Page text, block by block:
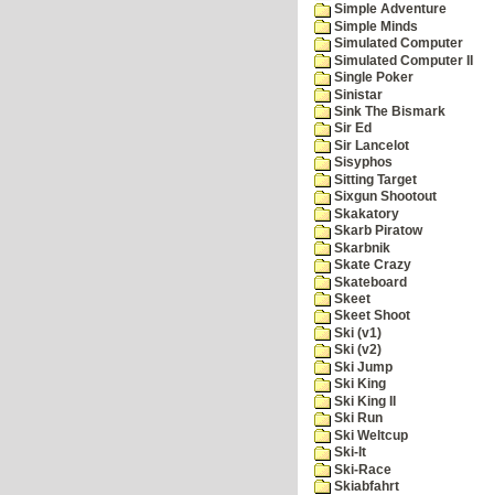
Simple Adventure
Simple Minds
Simulated Computer
Simulated Computer II
Single Poker
Sinistar
Sink The Bismark
Sir Ed
Sir Lancelot
Sisyphos
Sitting Target
Sixgun Shootout
Skakatory
Skarb Piratow
Skarbnik
Skate Crazy
Skateboard
Skeet
Skeet Shoot
Ski (v1)
Ski (v2)
Ski Jump
Ski King
Ski King II
Ski Run
Ski Weltcup
Ski-It
Ski-Race
Skiabfahrt